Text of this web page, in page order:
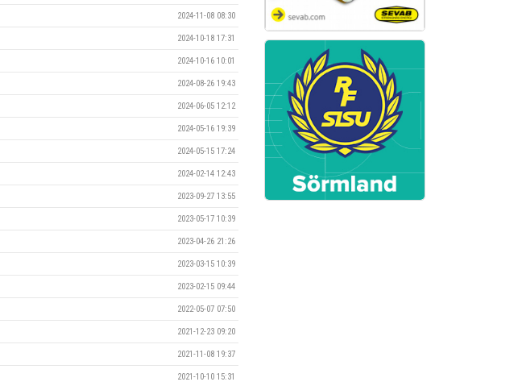
2024-11-08 08:30
2024-10-18 17:31
2024-10-16 10:01
2024-08-26 19:43
2024-06-05 12:12
2024-05-16 19:39
2024-05-15 17:24
2024-02-14 12:43
2023-09-27 13:55
2023-05-17 10:39
2023-04-26 21:26
2023-03-15 10:39
2023-02-15 09:44
2022-05-07 07:50
2021-12-23 09:20
2021-11-08 19:37
2021-10-10 15:31